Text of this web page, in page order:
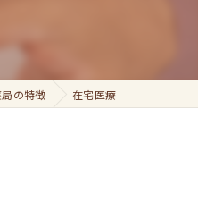
局の特徴 在宅医療